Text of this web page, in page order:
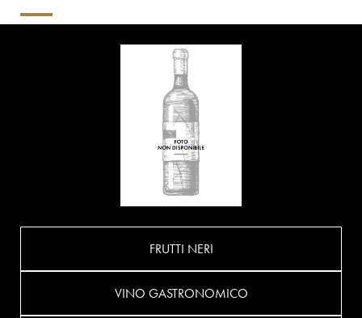
FRUTTI NERI
VINO GASTRONOMICO